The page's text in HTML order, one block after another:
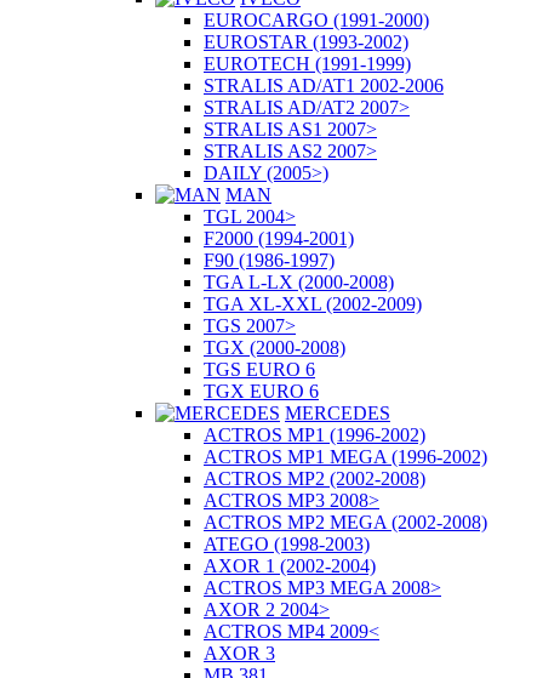
EUROCARGO (1991-2000)
EUROSTAR (1993-2002)
EUROTECH (1991-1999)
STRALIS AD/AT1 2002-2006
STRALIS AD/AT2 2007>
STRALIS AS1 2007>
STRALIS AS2 2007>
DAILY (2005>)
MAN
TGL 2004>
F2000 (1994-2001)
F90 (1986-1997)
TGA L-LX (2000-2008)
TGA XL-XXL (2002-2009)
TGS 2007>
TGX (2000-2008)
TGS EURO 6
TGX EURO 6
MERCEDES
ACTROS MP1 (1996-2002)
ACTROS MP1 MEGA (1996-2002)
ACTROS MP2 (2002-2008)
ACTROS MP3 2008>
ACTROS MP2 MEGA (2002-2008)
ATEGO (1998-2003)
AXOR 1 (2002-2004)
ACTROS MP3 MEGA 2008>
AXOR 2 2004>
ACTROS MP4 2009<
AXOR 3